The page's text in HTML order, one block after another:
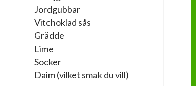
Jordgubbar
Vitchoklad sås
Grädde
Lime
Socker
Daim (vilket smak du vill)